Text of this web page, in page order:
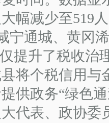
幅减少至519
宁通城、黄冈
升了税收治
将个税信用与
供政务“绿色
代表、政协委